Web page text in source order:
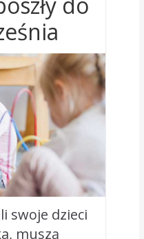
swoje dzieci
muszą